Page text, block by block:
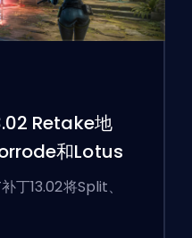
Retake地
和Lotus
丁13.02将Split、